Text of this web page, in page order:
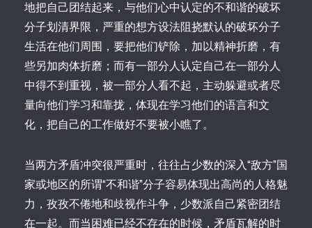
地把自己团结起来，与他们心中认定的不和谐的破坏
分子划清界限，严重的想方设法阻挠默认的破坏分子
生活在他们周围，要把他们铲除，加以精神折磨，有
些另加肉体折磨；而有一部分人认定自己在一部分人
中得不到重视，被一部分人看不起，主动躲避或者尽
量向他们学习和靠拢，体现在学习他们的语言和文
化，把自己的工作做好不要被小瞧了。
当两方矛盾冲突很严重时，往往占少数的深入“敌方”国
家或地区的所谓“不和谐”分子容易体现出高尚的人格魅
力，孜孜不倦地和歧视作斗争，少数派自己紧密团结
在一起。而当困难已经不存在的时候，矛盾瓦解的时